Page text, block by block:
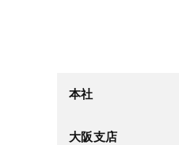
本社
大阪支店